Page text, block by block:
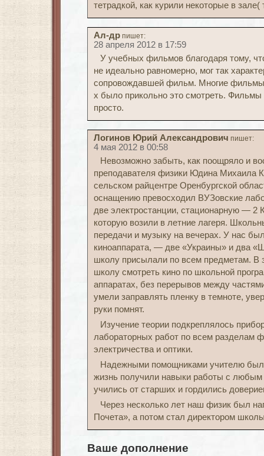
тетрадкой, как курили некоторые в
Ал-др пишет:
28 апреля 2012 в 17:59
У учебных фильмов благодаря тому,
не идеально равномерно, мог так
сопровождавшей фильм. Многие фильмы
х было прикольно это смотреть. Фильмы
просто.
Логинов Юрий Александрович пишет:
4 мая 2012 в 00:58
Невозможно забыть, как поощряло и
преподавателя физики Юдина Михаила
сельском райцентре Оренбургской
оснащению превосходил ВУЗовские
две электростанции, стационарную — 2
которую возили в летние лагеря.
передачи и музыку на вечерах. У нас
киноаппарата, — две «Украины» и два
школу присылали по всем предметам. В
школу смотреть кино по школьной
аппаратах, без перерывов между
умели заправлять пленку в темноте,
руки помнят.
Изучение теории подкреплялось
лабораторных работ по всем разделам
электричества и оптики.
Надежными помощниками учителю
жизнь получили навыки работы с любым
учились от старших и гордились
Через несколько лет наш физик был
Почета», а потом стал директором
Ваше дополнение